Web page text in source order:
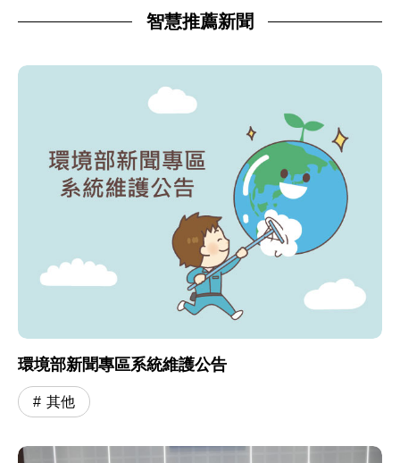
智慧推薦新聞
環境部新聞專區系統維護公告
其他